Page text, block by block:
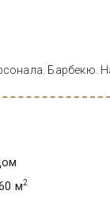
Барбекю.
Дом
м2